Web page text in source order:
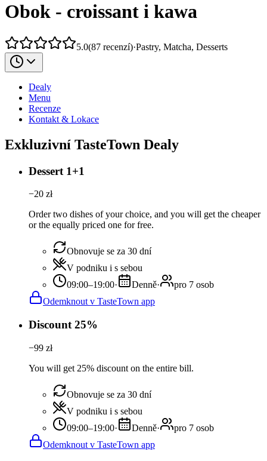
Obok - croissant i kawa
5.0(87 recenzí)·Pastry, Matcha, Desserts
Dealy
Menu
Recenze
Kontakt & Lokace
Exkluzivní TasteTown Dealy
Dessert 1+1
−20 zł
Order two dishes of your choice, and you will get the cheaper
or the equally priced one for free.
Obnovuje se za 30 dní
V podniku i s sebou
09:00–19:00· Denně·
pro 7 osob
Odemknout v TasteTown app
Discount 25%
−99 zł
You will get 25% discount on the entire bill.
Obnovuje se za 30 dní
V podniku i s sebou
09:00–19:00· Denně·
pro 7 osob
Odemknout v TasteTown app